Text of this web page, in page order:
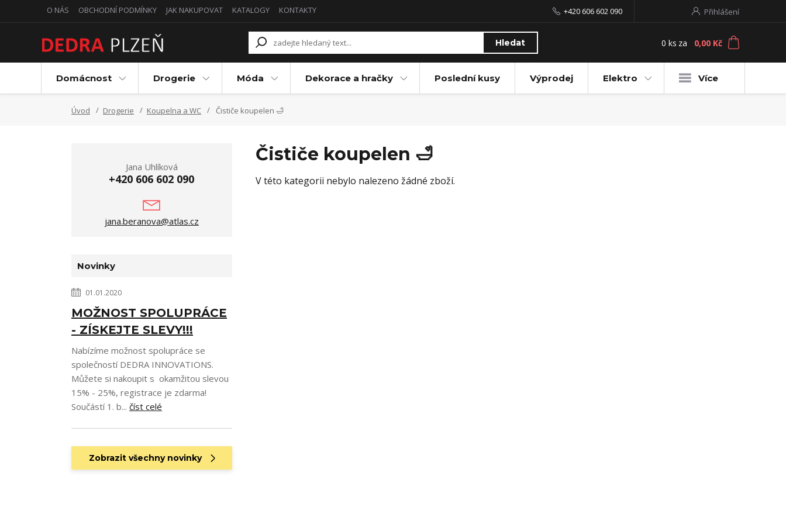
O NÁS OBCHODNÍ PODMÍNKY JAK NAKUPOVAT KATALOGY KONTAKTY Přihlášení
Hledat
+420 606 602 090
0 ks za 0,00 Kč
Domácnost Drogerie Móda Dekorace a hračky Poslední kusy Výprodej Elektro Více
Úvod Drogerie Koupelna a WC Čističe koupelen 🛁
Čističe koupelen 🛁
V této kategorii nebylo nalezeno žádné zboží.
Jana Uhlíková
+420 606 602 090
jana.beranova@atlas.cz
Novinky
01.01.2020
MOŽNOST SPOLUPRÁCE
- ZÍSKEJTE SLEVY!!!
Nabízíme možnost spolupráce se
společností DEDRA INNOVATIONS.
Můžete si nakoupit s okamžitou slevou
15% - 25%, registrace je zdarma!
Součástí 1. b... číst celé
Zobrazit všechny novinky